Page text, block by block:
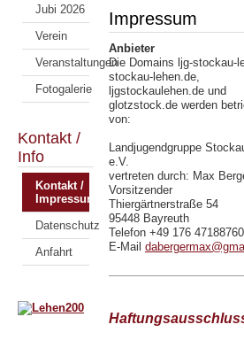
Jubi 2026
Verein
Veranstaltungen
Fotogalerie
Kontakt /
Info
Kontakt /
Impressum
Datenschutz
Anfahrt
Impressum
Anbieter
Die Domains ljg-stockau-
stockau-lehen.de,
ljgstockaulehen.de und
glotzstock.de werden
von:
Landjugendgruppe
e.V.
vertreten durch: Max
Vorsitzender
Thiergärtnerstraße 54
95448 Bayreuth
Telefon +49 176 47188760
E-Mail